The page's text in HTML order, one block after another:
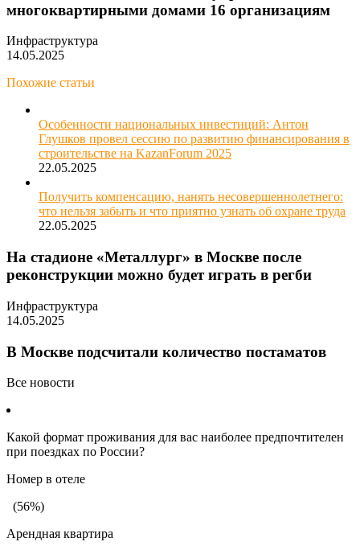
многоквартирными домами 16 организациям
Инфраструктура
14.05.2025
Похожие статьи
Особенности национальных инвестиций: Антон
Глушков провел сессию по развитию финансирования в
строительстве на KazanForum 2025
22.05.2025
Получить компенсацию, нанять несовершеннолетнего:
что нельзя забыть и что приятно узнать об охране труда
22.05.2025
На стадионе «Металлург» в Москве после
реконструкции можно будет играть в регби
Инфраструктура
14.05.2025
В Москве подсчитали количество постаматов
Все новости
Какой формат проживания для вас наиболее предпочтителен
при поездках по России?
Номер в отеле
(56%)
Арендная квартира